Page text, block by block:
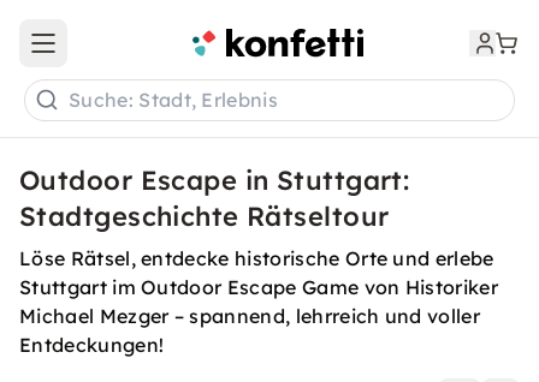
Open main menu
Suche: Stadt, Erlebnis
Outdoor Escape in Stuttgart:
Stadtgeschichte Rätseltour
Löse Rätsel, entdecke historische Orte und erlebe
Stuttgart im Outdoor Escape Game von Historiker
Michael Mezger – spannend, lehrreich und voller
Entdeckungen!